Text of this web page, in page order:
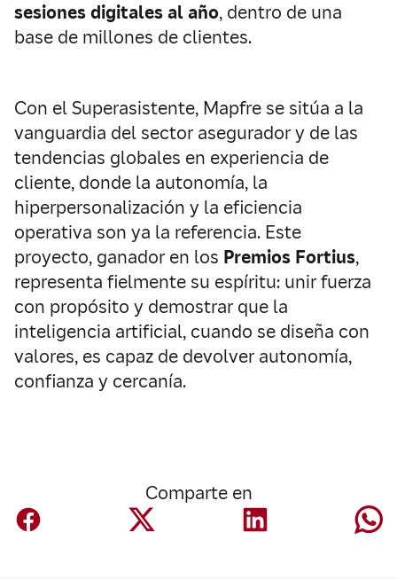
sesiones digitales al año, dentro de una
base de millones de clientes.
Con el Superasistente, Mapfre se sitúa a la
vanguardia del sector asegurador y de las
tendencias globales en experiencia de
cliente, donde la autonomía, la
hiperpersonalización y la eficiencia
operativa son ya la referencia. Este
proyecto, ganador en los Premios Fortius,
representa fielmente su espíritu: unir fuerza
con propósito y demostrar que la
inteligencia artificial, cuando se diseña con
valores, es capaz de devolver autonomía,
confianza y cercanía.
Comparte en